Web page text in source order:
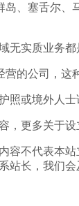
、塞舌尔
实质业务
的公司，这
或境外人
更多关于
不代表本
站长，我们会